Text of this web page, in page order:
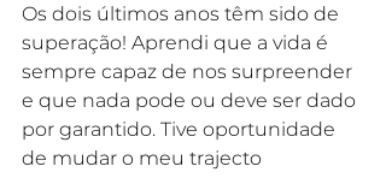
Os dois últimos anos têm sido de
superação! Aprendi que a vida é
sempre capaz de nos surpreender
e que nada pode ou deve ser dado
por garantido. Tive oportunidade
de mudar o meu trajecto